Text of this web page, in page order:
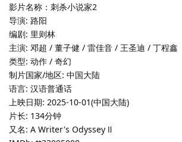
影片名称：刺杀小说家2
导演: 路阳
编剧: 里则林
主演: 邓超 / 董子健 / 雷佳音 / 王圣迪 / 丁程鑫
类型: 动作 / 奇幻
制片国家/地区: 中国大陆
语言: 汉语普通话
上映日期: 2025-10-01(中国大陆)
片长: 134分钟
又名: A Writer's Odyssey Ⅱ